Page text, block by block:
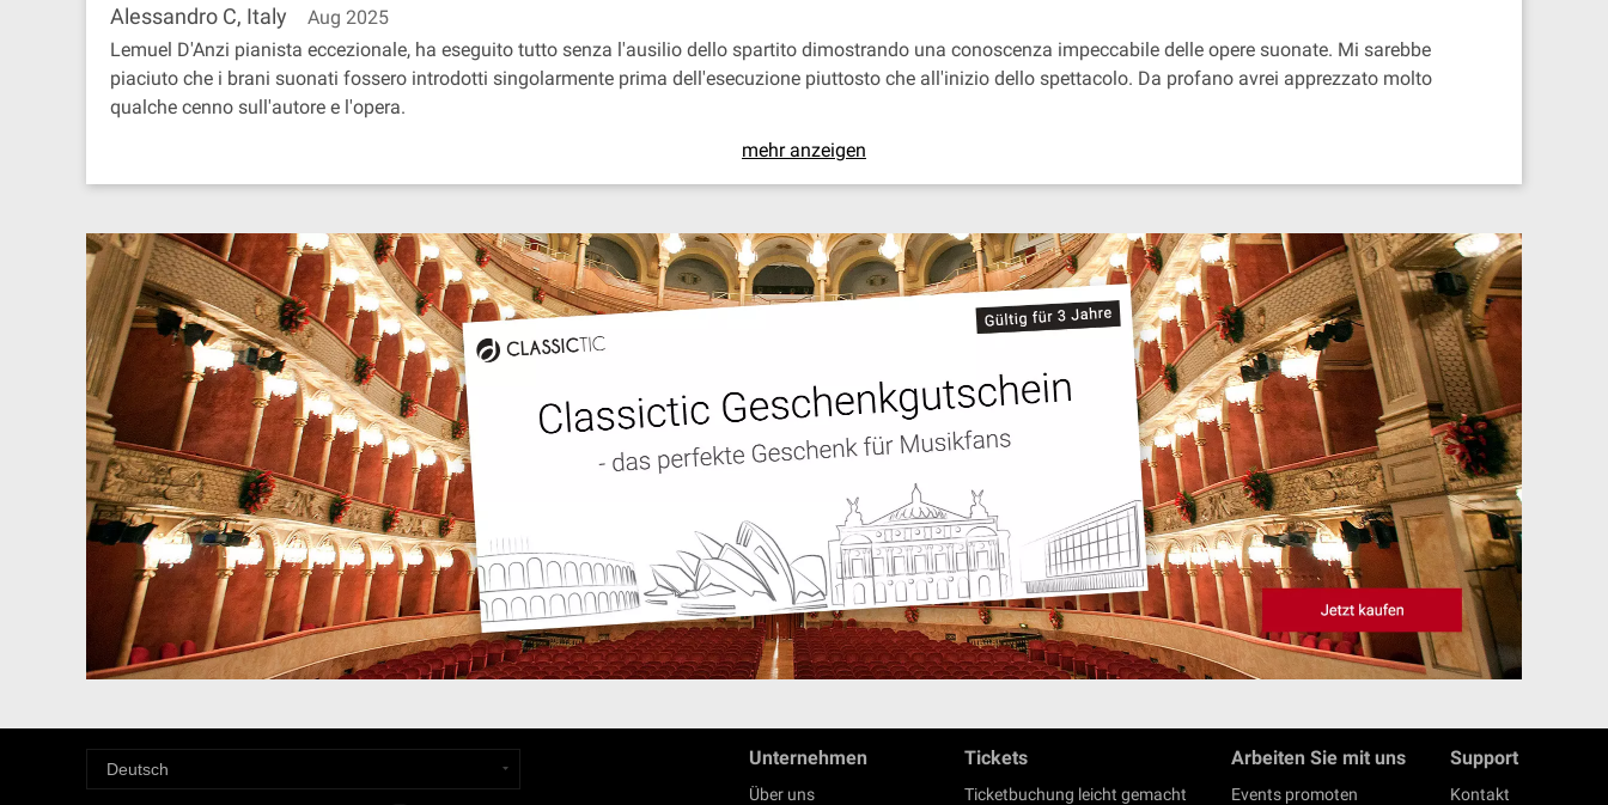
Alessandro C, Italy
Aug 2025
Lemuel D'Anzi pianista eccezionale, ha eseguito tutto senza l'ausilio dello spartito dimostrando una conoscenza impeccabile delle opere suonate. Mi sarebbe
piaciuto che i brani suonati fossero introdotti singolarmente prima dell'esecuzione piuttosto che all'inizio dello spettacolo. Da profano avrei apprezzato molto
qualche cenno sull'autore e l'opera.
mehr anzeigen
Unternehmen
Über uns
Tickets
Ticketbuchung leicht gemacht
Arbeiten Sie mit uns
Events promoten
Support
Kontakt